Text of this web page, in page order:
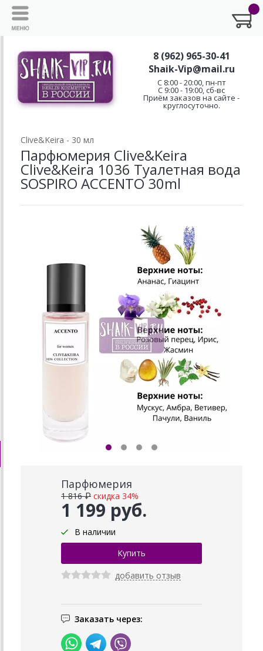
8 (962) 965-30-41
Shaik-Vip@mail.ru
C 8:00 - 20:00, пн-пт
С 9:00 - 19:00, сб-вс
Приём заказов на сайте -
круглосуточно.
Clive&Keira - 30 мл
Парфюмерия Clive&Keira
Clive&Keira 1036 Туалетная вода
SOSPIRO ACCENTO 30ml
Парфюмерия
1 199 руб.
1 816 ₽ скидка 34%
В наличии
добавить отзыв
Заказать через: